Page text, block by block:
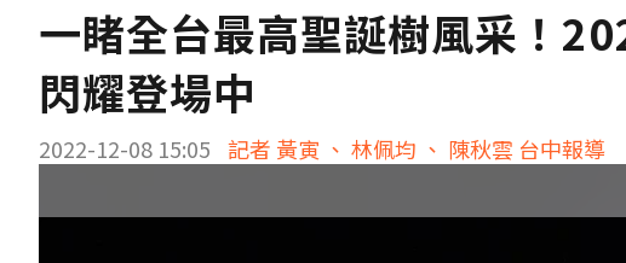
一睹全台最高聖誕樹風采！
閃耀登場中
2022-12-08 15:05 記者 黃寅 、 林佩均 、 陳秋雲 台中報導